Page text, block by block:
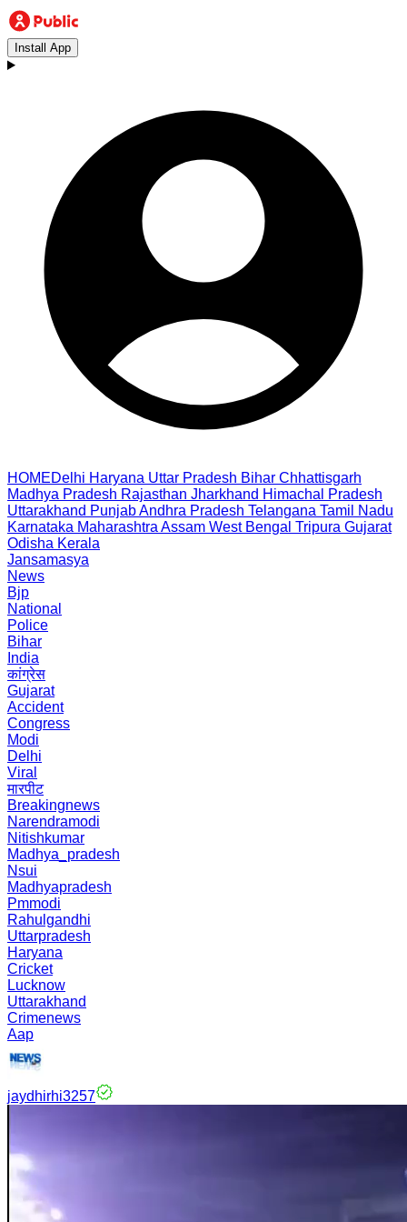
Install App
HOMEDelhi Haryana Uttar Pradesh Bihar Chhattisgarh
Madhya Pradesh Rajasthan Jharkhand Himachal Pradesh
Uttarakhand PunjabAndhra Pradesh Telangana Tamil Nadu
Karnataka Maharashtra Assam West Bengal Tripura Gujarat
Odisha Kerala
Jansamasya
News
Bjp
National
Police
Bihar
India
कांग्रेस
Gujarat
Accident
Congress
Modi
Delhi
Viral
मारपीट
Breakingnews
Narendramodi
Nitishkumar
Madhya_pradesh
Nsui
Madhyapradesh
Pmmodi
Rahulgandhi
Uttarpradesh
Haryana
Cricket
Lucknow
Uttarakhand
Crimenews
Aap
jaydhirhi3257